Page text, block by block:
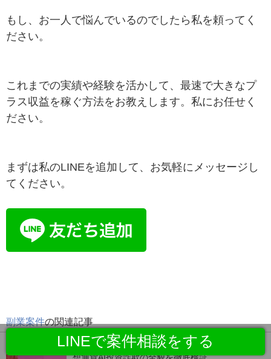
もし、お一人で悩んでいるのでしたら私を頼ってく
ださい。
これまでの実績や経験を活かして、最速で大きなプ
ラス収益を稼ぐ方法をお教えします。私にお任せく
ださい。
まずは私のLINEを追加して、お気軽にメッセージし
てください。
副業案件の関連記事
【月利20%詐欺】JUNTOSHIの口コミが最悪！仮
想通貨AI投資詐欺の全貌を徹底検証
LINEで案件相談をする